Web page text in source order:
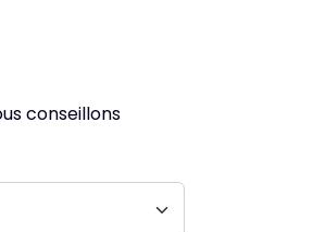
conseillons